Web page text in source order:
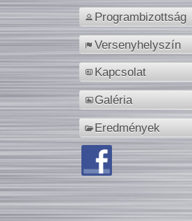
Programbizottság
Versenyhelyszín
Kapcsolat
Galéria
Eredmények